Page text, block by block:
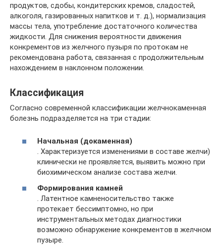
продуктов, сдобы, кондитерских кремов, сладостей,
алкоголя, газированных напитков и т. д.), нормализация
массы тела, употребление достаточного количества
жидкости. Для снижения вероятности движения
конкрементов из желчного пузыря по протокам не
рекомендована работа, связанная с продолжительным
нахождением в наклонном положении.
Классификация
Согласно современной классификации желчнокаменная
болезнь подразделяется на три стадии:
Начальная (докаменная)
. Характеризуется изменениями в составе желчи)
клинически не проявляется, выявить можно при
биохимическом анализе состава желчи.
Формирования камней
. Латентное камненосительство также
протекает бессимптомно, но при
инструментальных методах диагностики
возможно обнаружение конкрементов в желчном
пузыре.